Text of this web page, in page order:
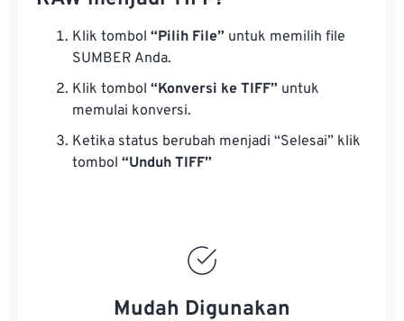
Klik tombol “Pilih File” untuk memilih file
SUMBER Anda.
Klik tombol “Konversi ke TIFF” untuk
memulai konversi.
Ketika status berubah menjadi “Selesai” klik
tombol “Unduh TIFF”
Mudah Digunakan